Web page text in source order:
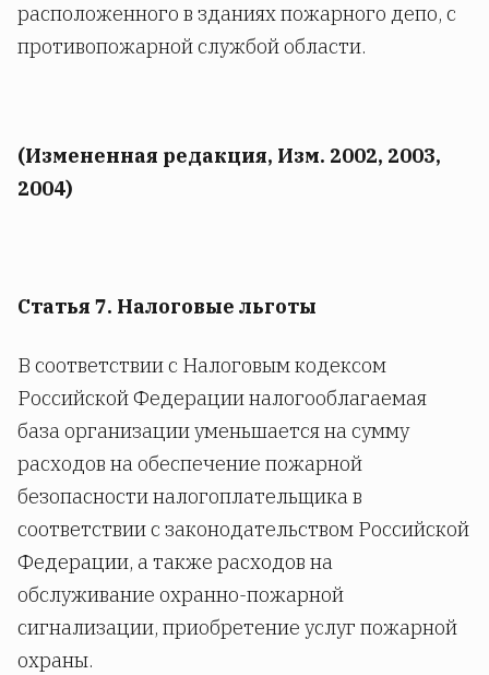
расположенного в зданиях пожарного депо, с
противопожарной службой области.
(Измененная редакция, Изм. 2002, 2003,
2004)
Статья 7. Налоговые льготы
В соответствии с Налоговым кодексом
Российской Федерации налогооблагаемая
база организации уменьшается на сумму
расходов на обеспечение пожарной
безопасности налогоплательщика в
соответствии с законодательством Российской
Федерации, а также расходов на
обслуживание охранно-пожарной
сигнализации, приобретение услуг пожарной
охраны.